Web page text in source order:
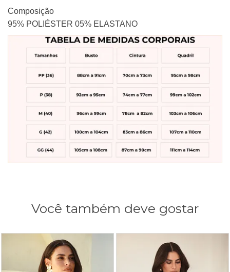
Composição
95% POLIÉSTER 05% ELASTANO
Você também deve gostar